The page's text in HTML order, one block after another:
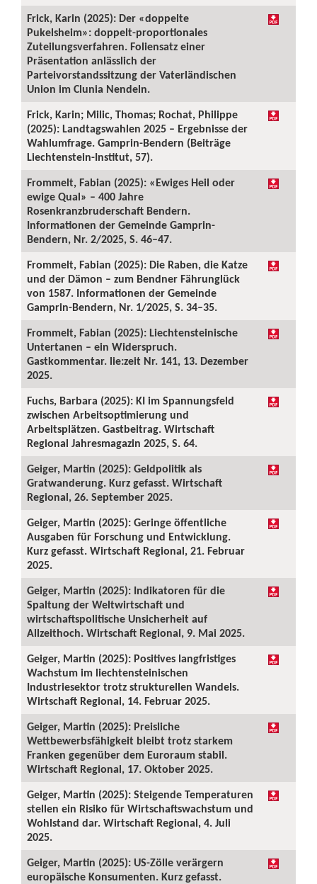
Frick, Karin (2025): Der «doppelte
Pukelsheim»: doppelt-proportionales
Zuteilungsverfahren. Foliensatz einer
Präsentation anlässlich der
Parteivorstandssitzung der Vaterländischen
Union im Clunia Nendeln.
Frick, Karin; Milic, Thomas; Rochat, Philippe
(2025): Landtagswahlen 2025 – Ergebnisse der
Wahlumfrage. Gamprin-Bendern (Beiträge
Liechtenstein-Institut, 57).
Frommelt, Fabian (2025): «Ewiges Heil oder
ewige Qual» – 400 Jahre
Rosenkranzbruderschaft Bendern.
Informationen der Gemeinde Gamprin-
Bendern, Nr. 2/2025, S. 46–47.
Frommelt, Fabian (2025): Die Raben, die Katze
und der Dämon – zum Bendner Fährunglück
von 1587. Informationen der Gemeinde
Gamprin-Bendern, Nr. 1/2025, S. 34–35.
Frommelt, Fabian (2025): Liechtensteinische
Untertanen – ein Widerspruch.
Gastkommentar. lie:zeit Nr. 141, 13. Dezember
2025.
Fuchs, Barbara (2025): KI im Spannungsfeld
zwischen Arbeitsoptimierung und
Arbeitsplätzen. Gastbeitrag. Wirtschaft
Regional Jahresmagazin 2025, S. 64.
Geiger, Martin (2025): Geldpolitik als
Gratwanderung. Kurz gefasst. Wirtschaft
Regional, 26. September 2025.
Geiger, Martin (2025): Geringe öffentliche
Ausgaben für Forschung und Entwicklung.
Kurz gefasst. Wirtschaft Regional, 21. Februar
2025.
Geiger, Martin (2025): Indikatoren für die
Spaltung der Weltwirtschaft und
wirtschaftspolitische Unsicherheit auf
Allzeithoch. Wirtschaft Regional, 9. Mai 2025.
Geiger, Martin (2025): Positives langfristiges
Wachstum im liechtensteinischen
Industriesektor trotz strukturellen Wandels.
Wirtschaft Regional, 14. Februar 2025.
Geiger, Martin (2025): Preisliche
Wettbewerbsfähigkeit bleibt trotz starkem
Franken gegenüber dem Euroraum stabil.
Wirtschaft Regional, 17. Oktober 2025.
Geiger, Martin (2025): Steigende Temperaturen
stellen ein Risiko für Wirtschaftswachstum und
Wohlstand dar. Wirtschaft Regional, 4. Juli
2025.
Geiger, Martin (2025): US-Zölle verärgern
europäische Konsumenten. Kurz gefasst.